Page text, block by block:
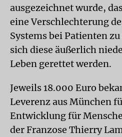
ausgezeichnet wurde,
eine Verschlechterung
Systems bei Patienten
sich diese äußerlich
Leben gerettet werden.
Jeweils 18.000 Euro
Leverenz aus München
Entwicklung für
der Franzose Thierry